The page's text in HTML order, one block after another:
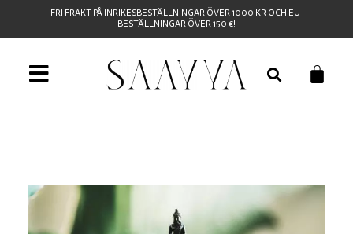
FRI FRAKT PÅ INRIKESBESTÄLLNINGAR ÖVER 1000 KR OCH EU-
BESTÄLLNINGAR ÖVER 150 €!